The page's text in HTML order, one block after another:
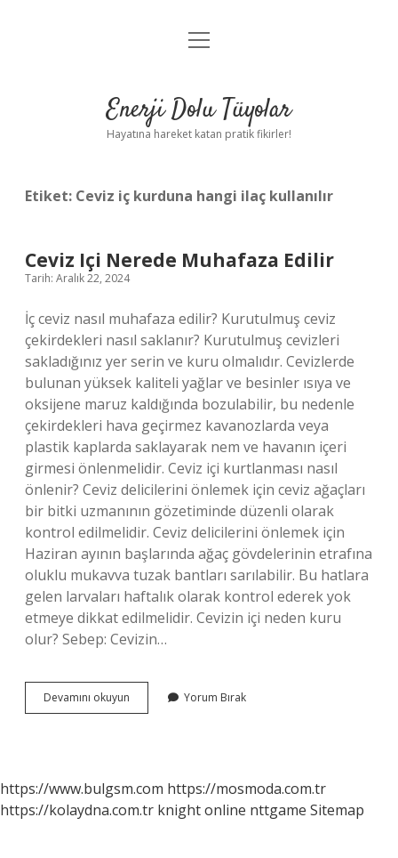
Anasayfa
Yasal Uyarı
menüyü
Enerji Dolu Tüyolar
Hayatına hareket katan pratik fikirler!
Etiket: Ceviz iç kurduna hangi ilaç kullanılır
Ceviz Içi Nerede Muhafaza Edilir
Tarih: Aralık 22, 2024
İç ceviz nasıl muhafaza edilir? Kurutulmuş ceviz
çekirdekleri nasıl saklanır? Kurutulmuş cevizleri
sakladığınız yer serin ve kuru olmalıdır. Cevizlerde
bulunan yüksek kaliteli yağlar ve besinler ısıya ve
oksijene maruz kaldığında bozulabilir, bu nedenle
çekirdekleri hava geçirmez kavanozlarda veya
plastik kaplarda saklayarak nem ve havanın içeri
girmesi önlenmelidir. Ceviz içi kurtlanması nasıl
önlenir? Ceviz delicilerini önlemek için ceviz ağaçları
bir bitki uzmanının gözetiminde düzenli olarak
kontrol edilmelidir. Ceviz delicilerini önlemek için
Haziran ayının başlarında ağaç gövdelerinin etrafına
oluklu mukavva tuzak bantları sarılabilir. Bu hatlara
gelen larvaları haftalık olarak kontrol ederek yok
etmeye dikkat edilmelidir. Cevizin içi neden kuru
olur? Sebep: Cevizin…
Devamını okuyun
Içi
Yorum Bırak
https://www.bulgsm.com https://mosmoda.com.tr
https://kolaydna.com.tr knight online nttgame Sitemap